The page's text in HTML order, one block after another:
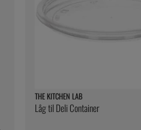
THE KITCHEN LAB
Låg til Deli Container